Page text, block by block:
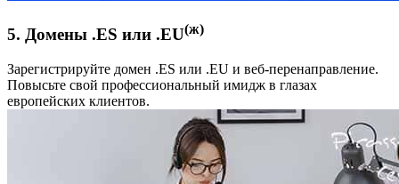
5. Домены .ES или .EU(ж)
Зарегистрируйте домен .ES или .EU и веб-перенаправление.
Повысьте свой профессиональный имидж в глазах
европейских клиентов.